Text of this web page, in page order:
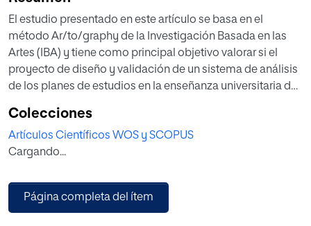
El estudio presentado en este artículo se basa en el
método Ar/to/graphy de la Investigación Basada en las
Artes (IBA) y tiene como principal objetivo valorar si el
proyecto de diseño y validación de un sistema de análisis
de los planes de estudios en la enseñanza universitaria de
Calidad de los centros resulta viable en el contexto de la
Escuela Superior de Ingeniería y Tecnología (ESIT) de UNIR,
utilizando la rúbrica de valoración de guías docentes del
docente perteneciente al entorno de enseñanza-
aprendizaje online de la ESIT, se pone de manifiesto el
Colecciones
Artículos Científicos WOS y SCOPUS
Cargando...
Página completa del ítem